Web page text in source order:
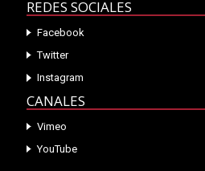
REDES SOCIALES
Facebook
Twitter
Instagram
CANALES
Vimeo
YouTube